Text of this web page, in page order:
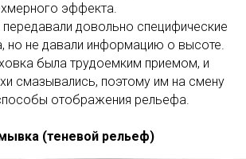
эффекта.
довольно специфические
не давали информацию о высоте.
была трудоемким приемом, и
смазывались, поэтому им на смену
отображения рельефа.
(теневой рельеф)